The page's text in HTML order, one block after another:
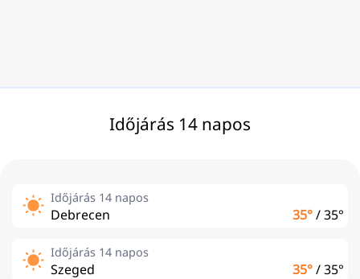
Időjárás 14 napos
Időjárás 14 napos
Debrecen 35°/35°
Időjárás 14 napos
Szeged 35°/35°